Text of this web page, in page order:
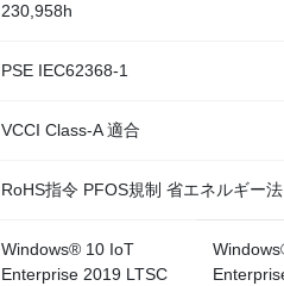
230,958h
PSE IEC62368-1
VCCI Class-A 適合
RoHS指令 PFOS規制 省エネルギー法
Windows® 10 IoT
Enterprise 2019 LTSC